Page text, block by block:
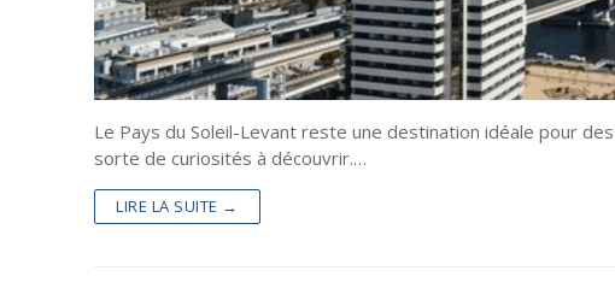
Le Pays du Soleil-Levant reste une destination idéale pour
sorte de curiosités à découvrir.…
LIRE LA SUITE →